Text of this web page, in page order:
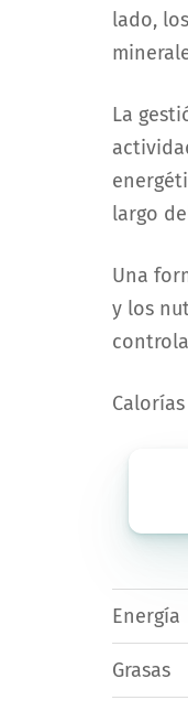
lado,
La
largo
Una
y los
Energía
Grasas